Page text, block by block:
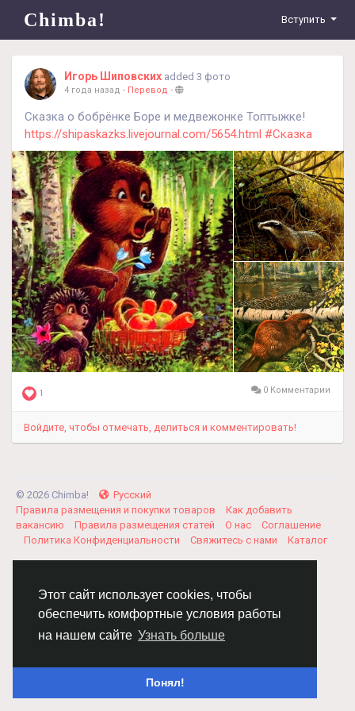
Этот сайт использует cookies, чтобы
обеспечить комфортные условия работы
на нашем сайте Узнать больше
Понял!
Chimba! Вступить
Игорь Шиповских added 3 фото
4 года назад - Перевод -
Сказка о бобрёнке Боре и медвежонке Топтыжке!
https://shipaskazks.livejournal.com/5654.html #Сказка
1 0 Комментарии
Войдите, чтобы отмечать, делиться и комментировать!
© 2026 Chimba!
Русский
Правила размещения и покупки товаров
Как добавить
вакансию
Правила размещения статей О нас
Соглашение
Политика Конфиденциальности
Свяжитесь с нами Каталог